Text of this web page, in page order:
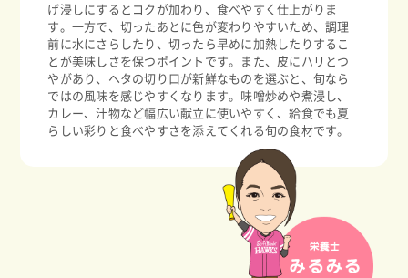
げ浸しにするとコクが加わり、食べやすく仕上がりま
す。一方で、切ったあとに色が変わりやすいため、調理
前に水にさらしたり、切ったら早めに加熱したりするこ
とが美味しさを保つポイントです。また、皮にハリとつ
やがあり、ヘタの切り口が新鮮なものを選ぶと、旬なら
ではの風味を感じやすくなります。味噌炒めや煮浸し、
カレー、汁物など幅広い献立に使いやすく、給食でも夏
らしい彩りと食べやすさを添えてくれる旬の食材です。